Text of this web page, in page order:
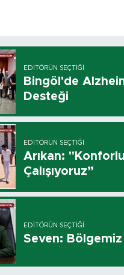
EDITÖRÜN SEÇTIĞI
Bingöl'de
Desteği
EDITÖRÜN SEÇTIĞI
Arıkan:
Çalışıyoruz”
EDITÖRÜN SEÇTIĞI
Seven: Bölgemiz